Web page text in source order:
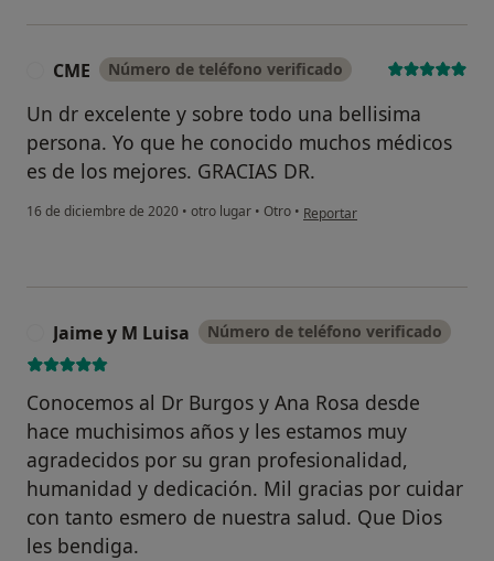
CME Número de teléfono verificado
Un dr excelente y sobre todo una bellisima
persona. Yo que he conocido muchos médicos
es de los mejores. GRACIAS DR.
16 de diciembre de 2020 • otro lugar • Otro • en opinión del usuario CME
Reportar
Jaime y M Luisa Número de teléfono verificado
Conocemos al Dr Burgos y Ana Rosa desde
hace muchisimos años y les estamos muy
agradecidos por su gran profesionalidad,
humanidad y dedicación. Mil gracias por cuidar
con tanto esmero de nuestra salud. Que Dios
les bendiga.